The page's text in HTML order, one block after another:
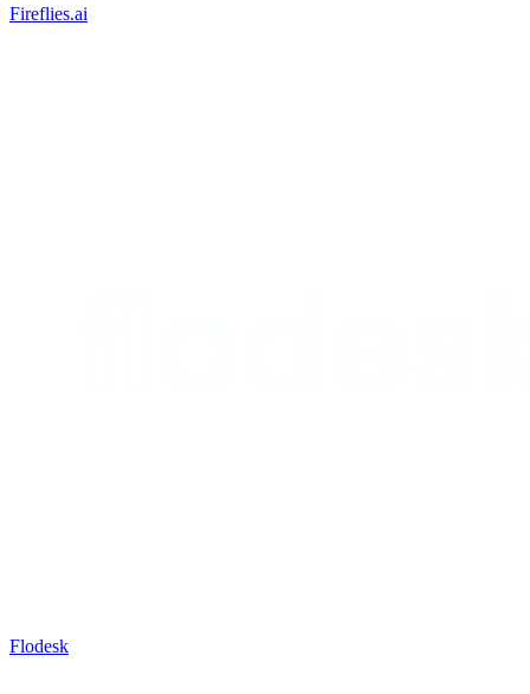
Fireflies.ai
Flodesk